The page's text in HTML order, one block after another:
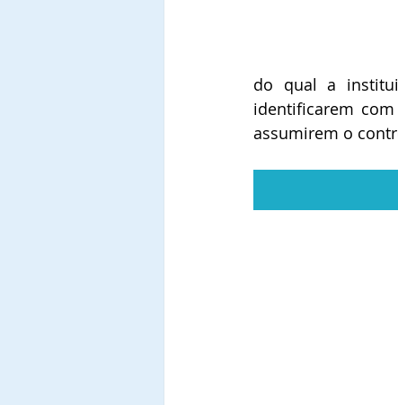
do qual a
identificarem
assumirem o